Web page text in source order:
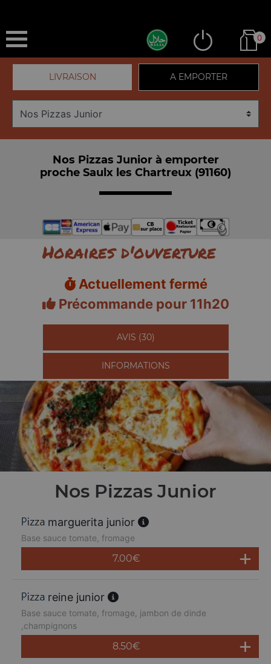
0
LIVRAISON A EMPORTER
Nos Pizzas Junior à emporter
proche Saulx les Chartreux (91160)
Horaires d'ouverture
Actuellement fermé
Précommande pour 11h20
AVIS (30)
INFORMATIONS
Nos Pizzas Junior
marguerita junior
Base sauce tomate, fromage
7.00€
reine junior
Base sauce tomate, fromage, jambon de dinde
,champignons
8.50€